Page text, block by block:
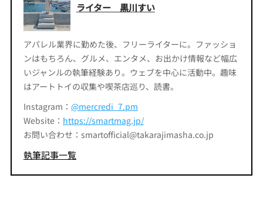
ライター 黒川すい
アパレル業界に勤めた後、フリーライターに。ファッショ
ンはもちろん、グルメ、エンタメ、お出かけ情報など幅広
いジャンルの執筆経験あり。ウェブを中心に活動中。趣味
はアートトイの収集や喫茶店巡り、読書。
Instagram： @mercredi_7.pm
Website： https://smartmag.jp/
お問い合わせ：smartofficial@takarajimasha.co.jp
執筆記事一覧